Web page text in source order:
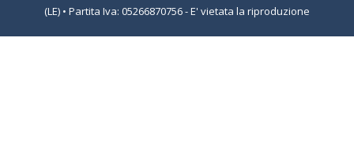
(LE) • Partita Iva: 05266870756 - E' vietata la riproduzione